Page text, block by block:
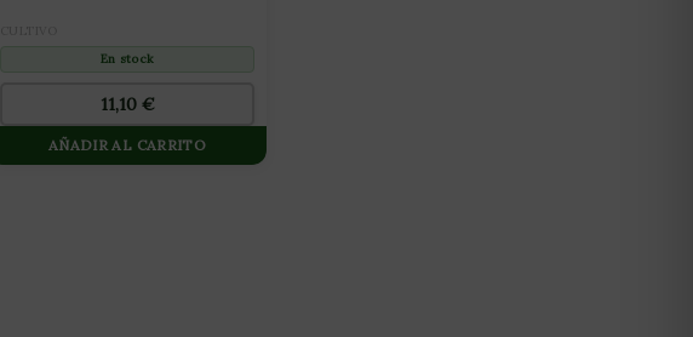
En stock
11,10 €
AÑADIR AL CARRITO